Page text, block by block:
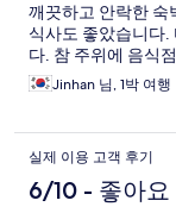
깨끗하고 안락한 숙
식사도 좋았습니다.
다. 참 주위에 음식
Jinhan 님, 1박 여행
실제 이용 고객 후기
6/10 - 좋아요